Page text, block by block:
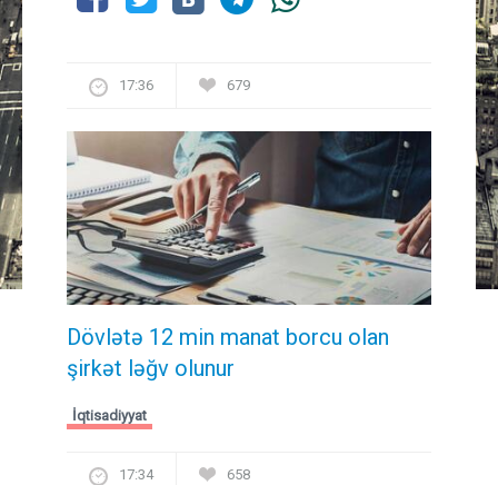
17:36 679
Dövlətə 12 min manat borcu olan
şirkət ləğv olunur
İqtisadiyyat
17:34 658